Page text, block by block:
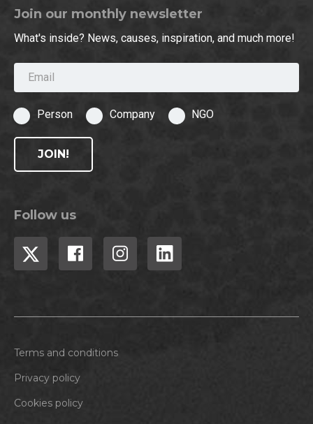
Join our monthly newsletter
What's inside? News, causes, inspiration, and much more!
Email
Person Company NGO
JOIN!
Follow us
Terms and conditions
Privacy policy
Cookies policy